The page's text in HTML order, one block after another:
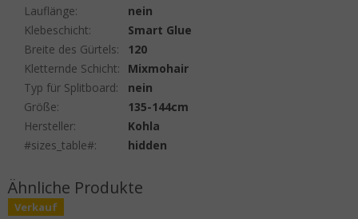
Lauflänge:
nein
Klebeschicht:
Smart Glue
Breite des Gürtels:
120
Kletternde Schicht:
Mixmohair
Typ für Splitboard:
nein
Größe:
135-144cm
Hersteller:
Kohla
#sizes_table#: hidden
Verkauf